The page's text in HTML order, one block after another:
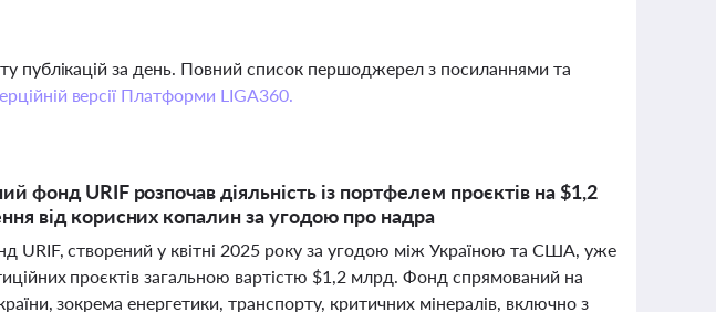
публікацій за день. Повний список першоджерел з посиланнями та
версії Платформи LIGA360.
фонд URIF розпочав діяльність із портфелем проєктів на $1,2
від корисних копалин за угодою про надра
URIF, створений у квітні 2025 року за угодою між Україною та США, уже
проєктів загальною вартістю $1,2 млрд. Фонд спрямований на
зокрема енергетики, транспорту, критичних мінералів, включно з